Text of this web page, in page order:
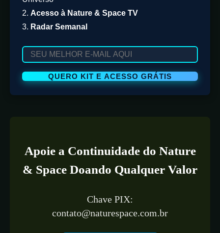
2. Acesso à Nature & Space TV
3. Radar Semanal
Apoie a Continuidade do Nature
& Space Doando Qualquer Valor
Chave PIX:
contato@naturespace.com.br